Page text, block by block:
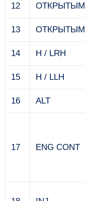
12 ОТКРЫТЫМ
13 ОТКРЫТЫМ
14 H / LRH
15 H / LLH
16 ALT
17 ENG CONT